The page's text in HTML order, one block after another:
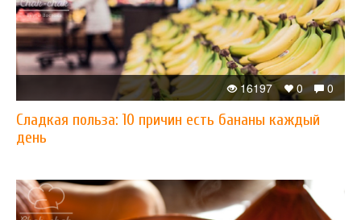
0
0
16197
Сладкая польза: 10 причин есть бананы каждый
день